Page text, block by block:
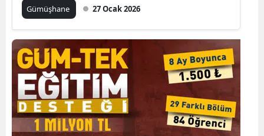
Erzurum
Eskişehir
Gaziantep
Giresun
Gümüşhane
Gümüşhane 27 Ocak 2026